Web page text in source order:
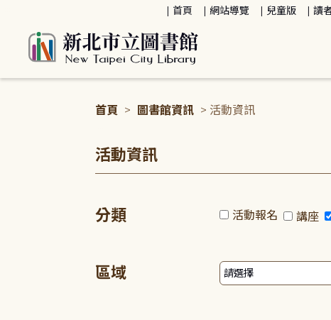
首頁 網站導覽 兒童版 讀
首頁 > 圖書館資訊 > 活動資訊
活動資訊
分類 活動報名 講座
區域